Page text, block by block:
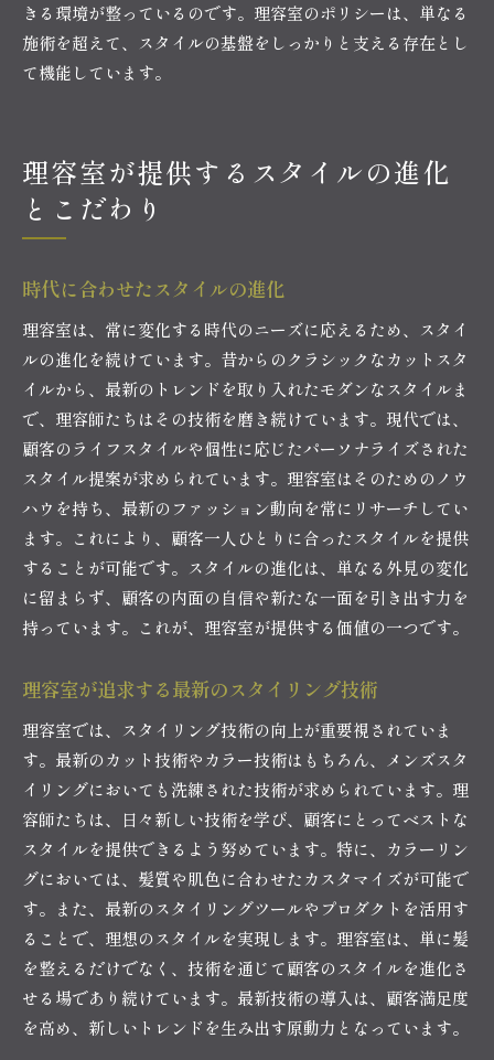
きる環境が整っているのです。理容室のポリシーは、単なる
施術を超えて、スタイルの基盤をしっかりと支える存在とし
て機能しています。
理容室が提供するスタイルの進化
とこだわり
時代に合わせたスタイルの進化
理容室は、常に変化する時代のニーズに応えるため、スタイ
ルの進化を続けています。昔からのクラシックなカットスタ
イルから、最新のトレンドを取り入れたモダンなスタイルま
で、理容師たちはその技術を磨き続けています。現代では、
顧客のライフスタイルや個性に応じたパーソナライズされた
スタイル提案が求められています。理容室はそのためのノウ
ハウを持ち、最新のファッション動向を常にリサーチしてい
ます。これにより、顧客一人ひとりに合ったスタイルを提供
することが可能です。スタイルの進化は、単なる外見の変化
に留まらず、顧客の内面の自信や新たな一面を引き出す力を
持っています。これが、理容室が提供する価値の一つです。
理容室が追求する最新のスタイリング技術
理容室では、スタイリング技術の向上が重要視されていま
す。最新のカット技術やカラー技術はもちろん、メンズスタ
イリングにおいても洗練された技術が求められています。理
容師たちは、日々新しい技術を学び、顧客にとってベストな
スタイルを提供できるよう努めています。特に、カラーリン
グにおいては、髪質や肌色に合わせたカスタマイズが可能で
す。また、最新のスタイリングツールやプロダクトを活用す
ることで、理想のスタイルを実現します。理容室は、単に髪
を整えるだけでなく、技術を通じて顧客のスタイルを進化さ
せる場であり続けています。最新技術の導入は、顧客満足度
を高め、新しいトレンドを生み出す原動力となっています。